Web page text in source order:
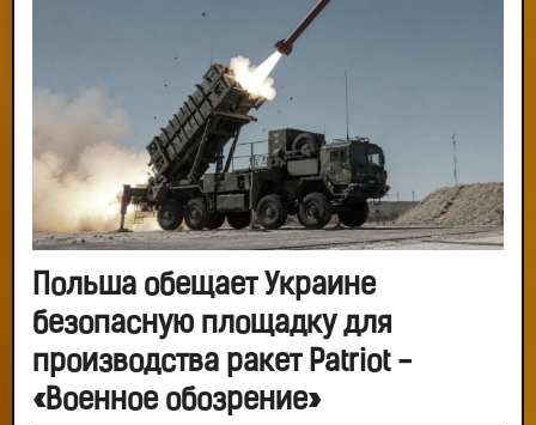
Польша обещает Украине
безопасную площадку для
производства ракет Patriot -
«Военное обозрение»